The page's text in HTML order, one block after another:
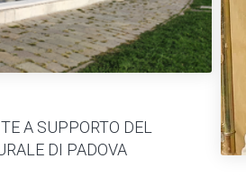
A SUPPORTO DEL
DI PADOVA